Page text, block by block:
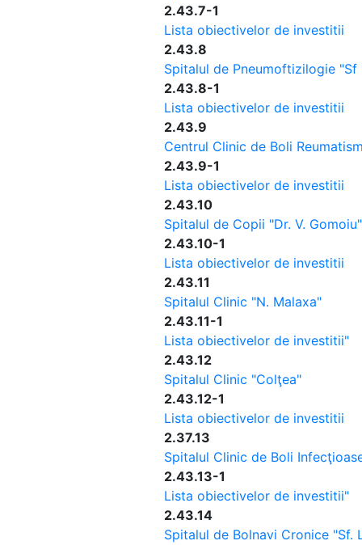
2.43.7-1
Lista obiectivelor de investitii
2.43.8
Spitalul de Pneumoftizilogie "Sf
2.43.8-1
Lista obiectivelor de investitii
2.43.9
Centrul Clinic de Boli
2.43.9-1
Lista obiectivelor de investitii
2.43.10
Spitalul de Copii "Dr. V. Gomoiu"
2.43.10-1
Lista obiectivelor de investitii
2.43.11
Spitalul Clinic "N. Malaxa"
2.43.11-1
Lista obiectivelor de investitii"
2.43.12
Spitalul Clinic "Colţea"
2.43.12-1
Lista obiectivelor de investitii
2.37.13
Spitalul Clinic de Boli
2.43.13-1
Lista obiectivelor de investitii"
2.43.14
Spitalul de Bolnavi Cronice "Sf.